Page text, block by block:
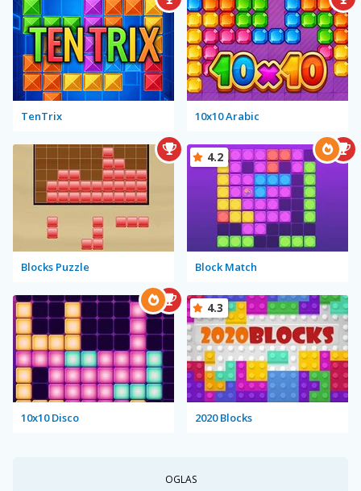
TenTrix 10x10 Arabic
Blocks Puzzle Block Match
4.2
10x10 Disco 2020 Blocks
4.3
OGLAS